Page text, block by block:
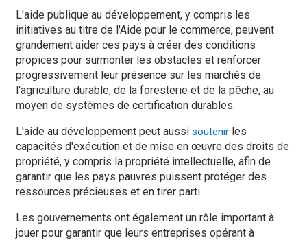
L'aide publique au développement, y compris les
initiatives au titre de l'Aide pour le commerce, peuvent
grandement aider ces pays à créer des conditions
propices pour surmonter les obstacles et renforcer
progressivement leur présence sur les marchés de
l'agriculture durable, de la foresterie et de la pêche, au
moyen de systèmes de certification durables.
L'aide au développement peut aussi soutenir les
capacités d'exécution et de mise en œuvre des droits de
propriété, y compris la propriété intellectuelle, afin de
garantir que les pays pauvres puissent protéger des
ressources précieuses et en tirer parti.
Les gouvernements ont également un rôle important à
jouer pour garantir que leurs entreprises opérant à